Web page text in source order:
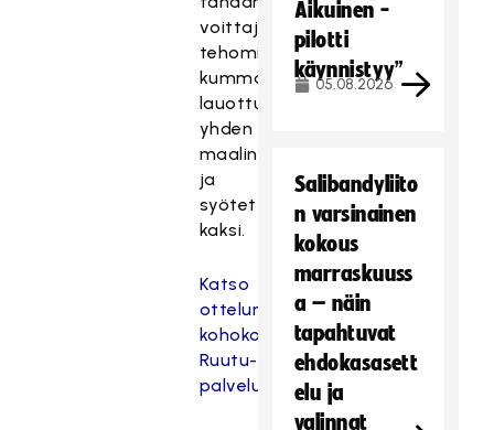
voittajien
tehomiehet
kummankin
lauottua
yhden
maalin
ja
syötettyä
kaksi.
Katso
ottelun
kohokohdat
Ruutu-
palvelussa
Aikuinen -
pilotti
käynnistyy”
05.08.2026
Salibandyliito
n varsinainen
kokous
marraskuuss
a – näin
tapahtuvat
ehdokasasett
elu ja
valinnat